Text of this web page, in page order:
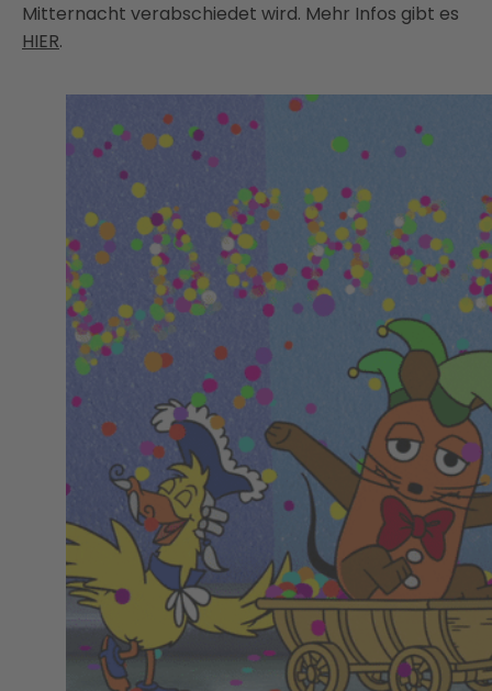
Mitternacht verabschiedet wird. Mehr Infos gibt es
HIER.